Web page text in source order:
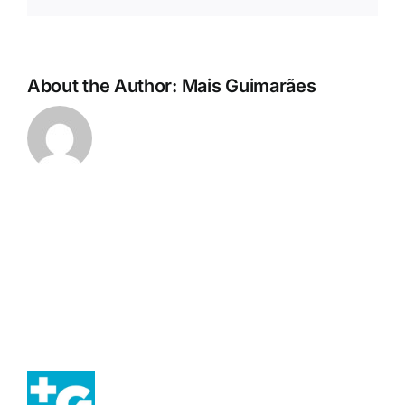
About the Author: Mais Guimarães